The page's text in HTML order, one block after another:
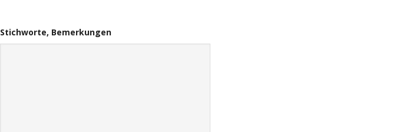
Stichworte, Bemerkungen